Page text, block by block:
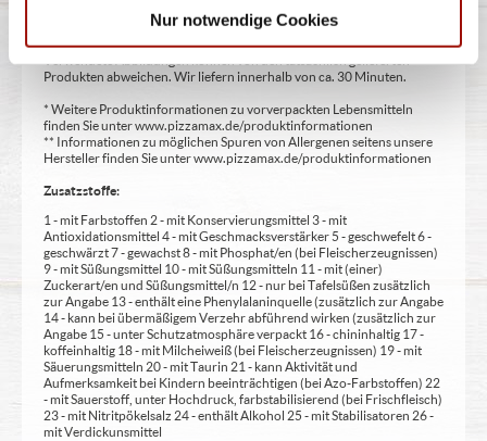
Nur notwendige Cookies
Alle Preise in €. Alle Preise inkl. gesetzl. MwSt. Alle Angaben zu
Grammaturen oder Durchmessern, bspw. der Pizzen sind circa-
Angaben und können durch die Zubereitung geringfügig variieren.
Verwendete Abbildungen können von den tatsächlich gelieferten
Produkten abweichen. Wir liefern innerhalb von ca. 30 Minuten.
* Weitere Produktinformationen zu vorverpackten Lebensmitteln
finden Sie unter www.pizzamax.de/produktinformationen
** Informationen zu möglichen Spuren von Allergenen seitens unsere
Hersteller finden Sie unter www.pizzamax.de/produktinformationen
Zusatzstoffe:
1 - mit Farbstoffen 2 - mit Konservierungsmittel 3 - mit
Antioxidationsmittel 4 - mit Geschmacksverstärker 5 - geschwefelt 6 -
geschwärzt 7 - gewachst 8 - mit Phosphat/en (bei Fleischerzeugnissen)
9 - mit Süßungsmittel 10 - mit Süßungsmitteln 11 - mit (einer)
Zuckerart/en und Süßungsmittel/n 12 - nur bei Tafelsüßen zusätzlich
zur Angabe 13 - enthält eine Phenylalaninquelle (zusätzlich zur Angabe
14 - kann bei übermäßigem Verzehr abführend wirken (zusätzlich zur
Angabe 15 - unter Schutzatmosphäre verpackt 16 - chininhaltig 17 -
koffeinhaltig 18 - mit Milcheiweiß (bei Fleischerzeugnissen) 19 - mit
Säuerungsmitteln 20 - mit Taurin 21 - kann Aktivität und
Aufmerksamkeit bei Kindern beeinträchtigen (bei Azo-Farbstoffen) 22
- mit Sauerstoff, unter Hochdruck, farbstabilisierend (bei Frischfleisch)
23 - mit Nitritpökelsalz 24 - enthält Alkohol 25 - mit Stabilisatoren 26 -
mit Verdickunsmittel